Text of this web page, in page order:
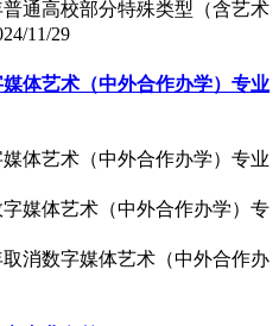
通高校部分特殊类型（含艺术
11/29
体艺术（中外合作办学）专业
体艺术（中外合作办学）专业
消数字媒体艺术（中外合作办